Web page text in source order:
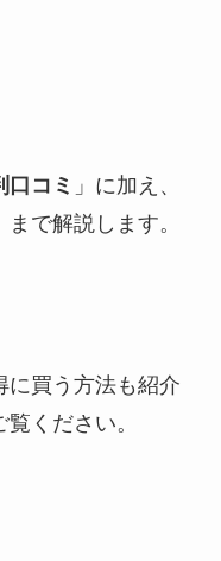
口コミ 」に加え、
まで解説します。
に買う方法も紹介
ください。